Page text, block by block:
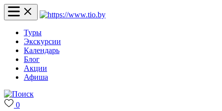
Туры
Экскурсии
Календарь
Блог
Акции
Афиша
0